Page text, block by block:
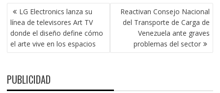
NAVEGACIÓN
DE
ENTRADAS
LG Electronics lanza su
línea de televisores Art TV
donde el diseño define cómo
el arte vive en los espacios
Reactivan Consejo Nacional
del Transporte de Carga de
Venezuela ante graves
problemas del sector
PUBLICIDAD